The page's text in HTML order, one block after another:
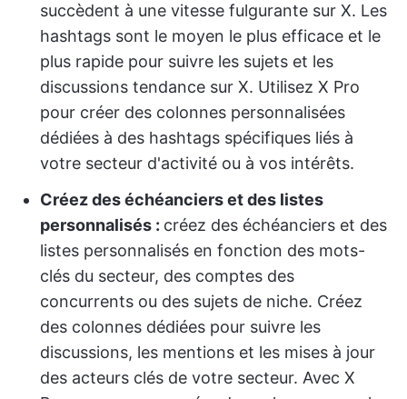
succèdent à une vitesse fulgurante sur X. Les
hashtags sont le moyen le plus efficace et le
plus rapide pour suivre les sujets et les
discussions tendance sur X. Utilisez X Pro
pour créer des colonnes personnalisées
dédiées à des hashtags spécifiques liés à
votre secteur d'activité ou à vos intérêts.
Créez des échéanciers et des listes
personnalisés : créez des échéanciers et des
listes personnalisés en fonction des mots-
clés du secteur, des comptes des
concurrents ou des sujets de niche. Créez
des colonnes dédiées pour suivre les
discussions, les mentions et les mises à jour
des acteurs clés de votre secteur. Avec X